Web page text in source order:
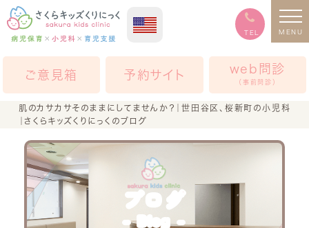
肌のカサカサそのままにしてませんか？｜世田谷区、桜新町の小児科
｜さくらキッズくりにっくのブログ
TEL
ご意見箱 予約サイト web問診
（事前問診）
MENU
ブログ
Blog